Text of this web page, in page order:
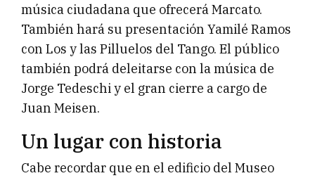
música ciudadana que ofrecerá Marcato.
También hará su presentación Yamilé Ramos
con Los y las Pilluelos del Tango. El público
también podrá deleitarse con la música de
Jorge Tedeschi y el gran cierre a cargo de
Juan Meisen.
Un lugar con historia
Cabe recordar que en el edificio del Museo